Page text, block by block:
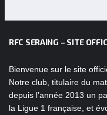
RFC SERAING – SITE
Bienvenue sur le site
Notre club, titulaire du
depuis l’année 2013 un
la Ligue 1 française, et